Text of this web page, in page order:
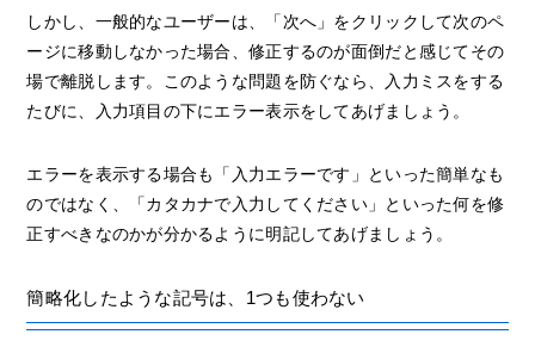
しかし、一般的なユーザーは、「次へ」をクリックして次のペ
ージに移動しなかった場合、修正するのが面倒だと感じてその
場で離脱します。このような問題を防ぐなら、入力ミスをする
たびに、入力項目の下にエラー表示をしてあげましょう。
エラーを表示する場合も「入力エラーです」といった簡単なも
のではなく、「カタカナで入力してください」といった何を修
正すべきなのかが分かるように明記してあげましょう。
簡略化したような記号は、1つも使わない